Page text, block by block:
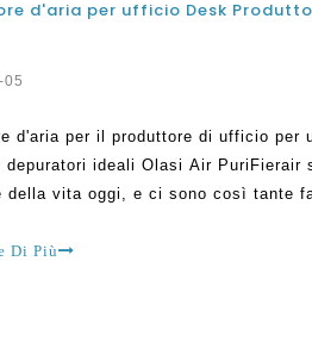
05
d'aria per il produttore di ufficio per
depuratori ideali Olasi Air PuriFierair
della vita oggi, e ci sono così tante
dei grea
Di Più